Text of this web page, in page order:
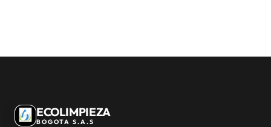
ECOLIMPIEZA
BOGOTA S.A.S